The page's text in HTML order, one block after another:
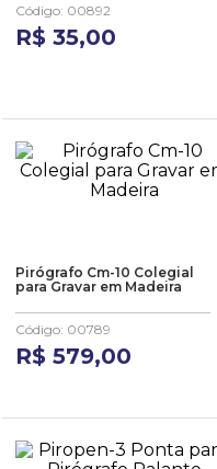
Código: 00892
R$ 35,00
Pirógrafo Cm-10 Colegial
para Gravar em Madeira
Código: 00789
R$ 579,00